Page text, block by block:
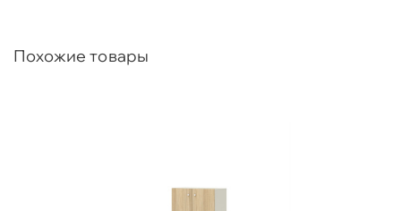
Похожие товары